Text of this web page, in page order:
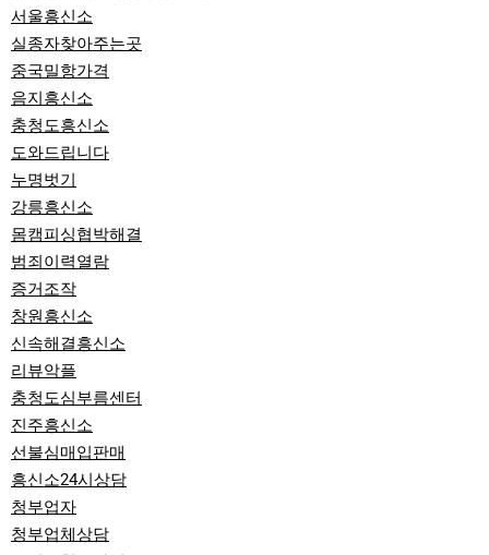
서울흥신소
실종자찾아주는곳
중국밀항가격
음지흥신소
충청도흥신소
도와드립니다
누명벗기
강릉흥신소
몸캠피싱협박해결
범죄이력열람
증거조작
창원흥신소
신속해결흥신소
리뷰악플
충청도심부름센터
진주흥신소
선불심매입판매
흥신소24시상담
청부업자
청부업체상담